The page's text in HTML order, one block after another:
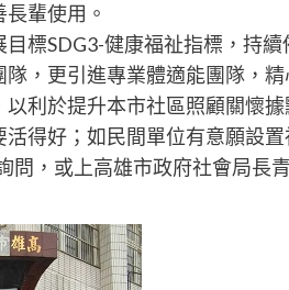
輩使用。
標SDG3-健康福祉指標，持
，更引進專業體適能團隊，
利於提升本市社區照顧關懷
得好；如民間單位有意願設置
問，或上高雄市政府社會局長